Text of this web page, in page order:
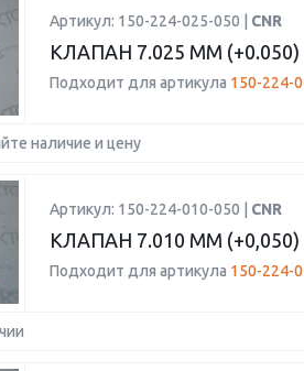
Артикул: 150-224-025-050 | CNR
КЛАПАН 7.025 ММ (+0.050)
Подходит для артикула 150-224-
наличие и цену
Артикул: 150-224-010-050 | CNR
КЛАПАН 7.010 ММ (+0,050)
Подходит для артикула 150-224-